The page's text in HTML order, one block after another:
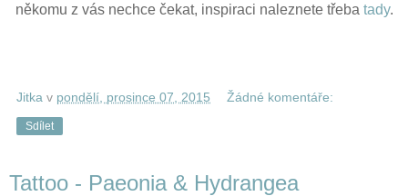
někomu z vás nechce čekat, inspiraci naleznete třeba tady.
Jitka v pondělí, prosince 07, 2015 Žádné komentáře:
Sdílet
Tattoo - Paeonia & Hydrangea